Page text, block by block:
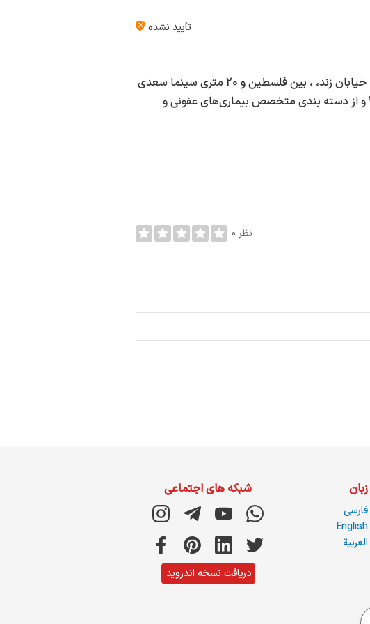
تأیید نشده
دکتر رضا طبیبی در شهر شیراز به آدرس شیراز ، خیابان زند، ، بین فلسطین و 20 متری سینما سعدی
، مقابل هتل پارس ، ساختمان شایان، طبقه 4 و از دسته بندی متخصص بیماری‌های عفونی و
0 نظر
زبان
فارسی
English
العربية
شبکه های اجتماعی
دریافت نسخه اندروید